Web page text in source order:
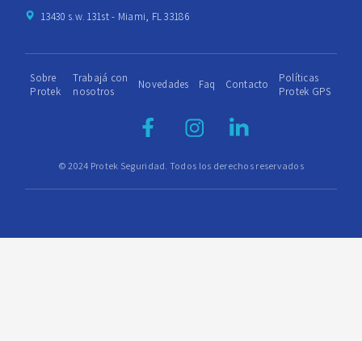
13430 s.w. 131st - Miami, FL 33186
© 2024 Protek Seguridad. Todos los derechos reservados
Sobre
Protek
Trabajá con
nosotros
Novedades Faq Contacto
Políticas
Protek GPS